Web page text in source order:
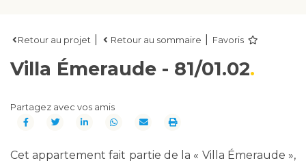
Retour au projet Retour au sommaire Favoris
Villa Émeraude - 81/01.02
Partagez avec vos amis
Cet appartement fait partie de la « Villa Émeraude »,